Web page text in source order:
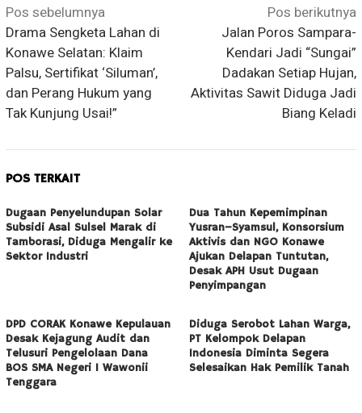
Navigasi
pos
Pos sebelumnya
Drama Sengketa Lahan di
Konawe Selatan: Klaim
Palsu, Sertifikat ‘Siluman’,
dan Perang Hukum yang
Tak Kunjung Usai!”
Pos berikutnya
Jalan Poros Sampara-
Kendari Jadi “Sungai”
Dadakan Setiap Hujan,
Aktivitas Sawit Diduga Jadi
Biang Keladi
POS TERKAIT
Dugaan Penyelundupan Solar
Subsidi Asal Sulsel Marak di
Tamborasi, Diduga Mengalir ke
Sektor Industri
Dua Tahun Kepemimpinan
Yusran–Syamsul, Konsorsium
Aktivis dan NGO Konawe
Ajukan Delapan Tuntutan,
Desak APH Usut Dugaan
Penyimpangan
DPD CORAK Konawe Kepulauan
Desak Kejagung Audit dan
Telusuri Pengelolaan Dana
BOS SMA Negeri 1 Wawonii
Tenggara
Diduga Serobot Lahan Warga,
PT Kelompok Delapan
Indonesia Diminta Segera
Selesaikan Hak Pemilik Tanah